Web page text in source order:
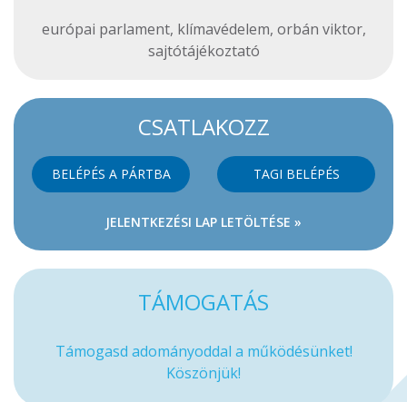
európai parlament, klímavédelem, orbán viktor,
sajtótájékoztató
CSATLAKOZZ
BELÉPÉS A PÁRTBA TAGI BELÉPÉS
JELENTKEZÉSI LAP LETÖLTÉSE »
TÁMOGATÁS
Támogasd adományoddal a működésünket!
Köszönjük!